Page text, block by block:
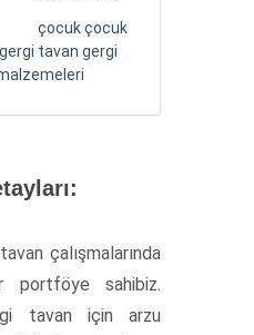
çocukçocuk
tavan gergi
çalışmalarında
portföye sahibiz.
tavan için arzu